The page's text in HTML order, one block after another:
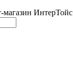
магазин ИнтерТойс